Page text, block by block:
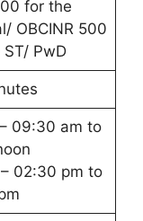
for the
OBCINR 500
PwD
09:30 am to
02:30 pm to